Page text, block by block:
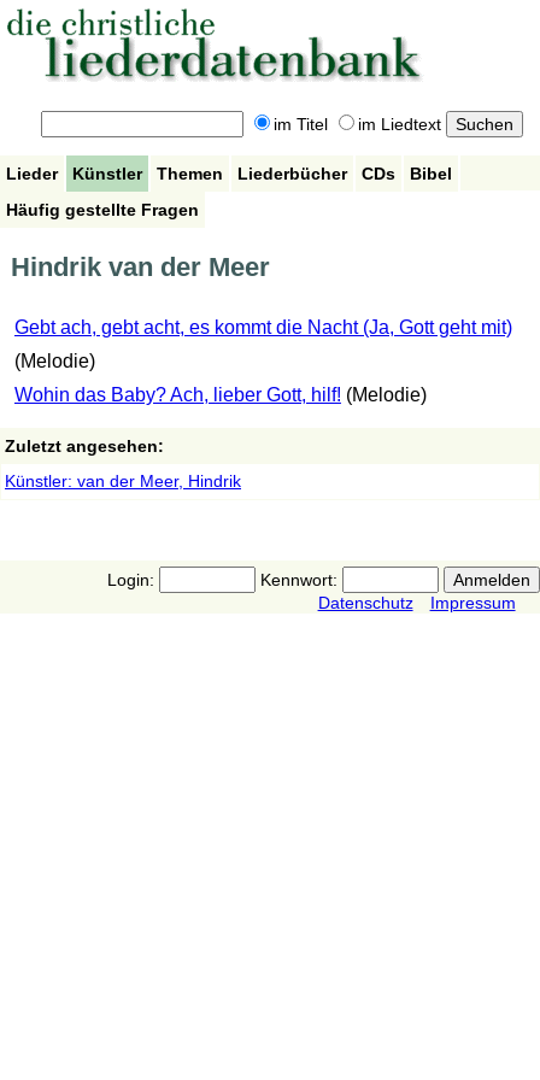
im Titel im Liedtext
Lieder Künstler Themen Liederbücher CDs
Bibel
Häufig gestellte Fragen
Hindrik van der Meer
Gebt ach, gebt acht, es kommt die Nacht (Ja, Gott geht mit)
(Melodie)
Wohin das Baby? Ach, lieber Gott, hilf! (Melodie)
Zuletzt angesehen:
Künstler: van der Meer, Hindrik
Login:
Kennwort:
Datenschutz
Impressum